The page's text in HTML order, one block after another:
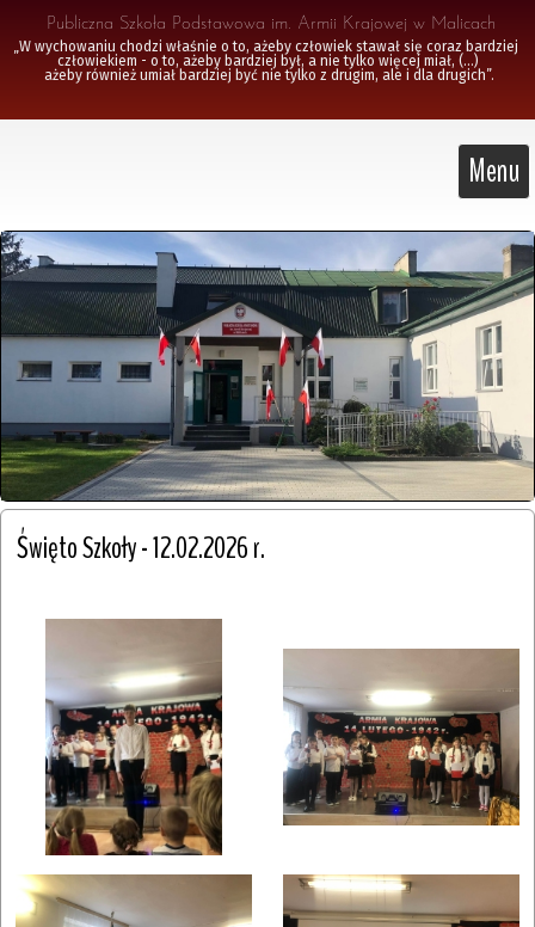
Publiczna Szkoła Podstawowa im. Armii Krajowej w Malicach
„W wychowaniu chodzi właśnie o to, ażeby człowiek stawał się coraz bardziej
człowiekiem - o to, ażeby bardziej był, a nie tylko więcej miał, (...)
ażeby również umiał bardziej być nie tylko z drugim, ale i dla drugich”.
Menu
Święto Szkoły - 12.02.2026 r.